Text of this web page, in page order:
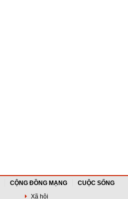
CỘNG ĐỒNG MẠNG
CUỘC SỐNG
Xã hội